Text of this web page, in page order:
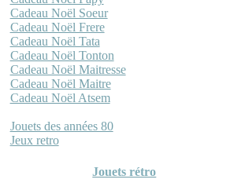
Cadeau Noël Soeur
Cadeau Noël Frere
Cadeau Noël Tata
Cadeau Noël Tonton
Cadeau Noël Maitresse
Cadeau Noël Maitre
Cadeau Noël Atsem
Jouets des années 80
Jeux retro
Jouets rétro